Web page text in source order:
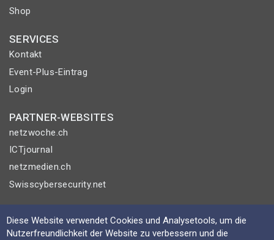
Shop
SERVICES
Kontakt
Event-Plus-Eintrag
Login
PARTNER-WEBSITES
netzwoche.ch
ICTjournal
netzmedien.ch
Swisscybersecurity.net
Impressum
Diese Website verwendet Cookies und Analysetools, um die
Nutzerfreundlichkeit der Website zu verbessern und die